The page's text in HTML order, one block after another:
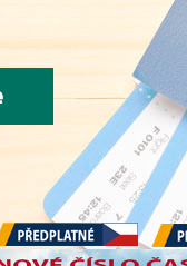
Předplatné